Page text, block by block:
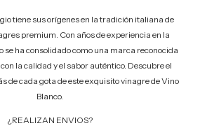
tiene sus orígenes en la tradición italiana de
premium. Con años de experiencia en la
se ha consolidado como una marca reconocida
la calidad y el sabor auténtico. Descubre el
de cada gota de este exquisito vinagre de Vino
Blanco.
¿REALIZAN ENVIOS?